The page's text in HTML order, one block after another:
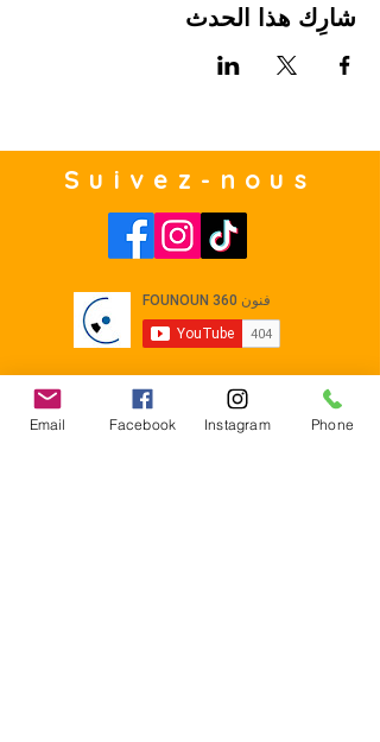
شارِك هذا الحدث
Suivez-nous
Email Facebook Instagram Phone